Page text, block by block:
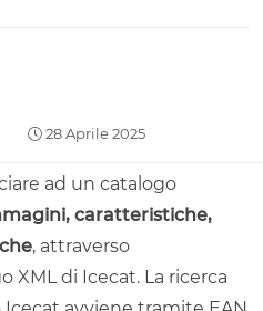
28 Aprile 2025
ad un catalogo
caratteristiche,
, attraverso
XML di Icecat. La ricerca